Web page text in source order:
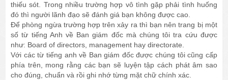
thiếu sót. Trong nhiều trường hợp vô tình gặp phải tình huống
đó thì người lãnh đạo sẽ đánh giá bạn không được cao.
Để phòng ngừa trường hợp trên xảy ra thì bạn nên trang bị một
số từ tiếng Anh về Ban giám đốc mà chúng tôi tra cứu được
như: Board of directors, management hay directorate.
Với các từ tiếng anh về Ban giám đốc được chúng tôi cũng cấp
phía trên, mong rằng các bạn sẽ luyện tập cách phát âm sao
cho đúng, chuẩn và rồi ghi nhớ từng mặt chữ chính xác.